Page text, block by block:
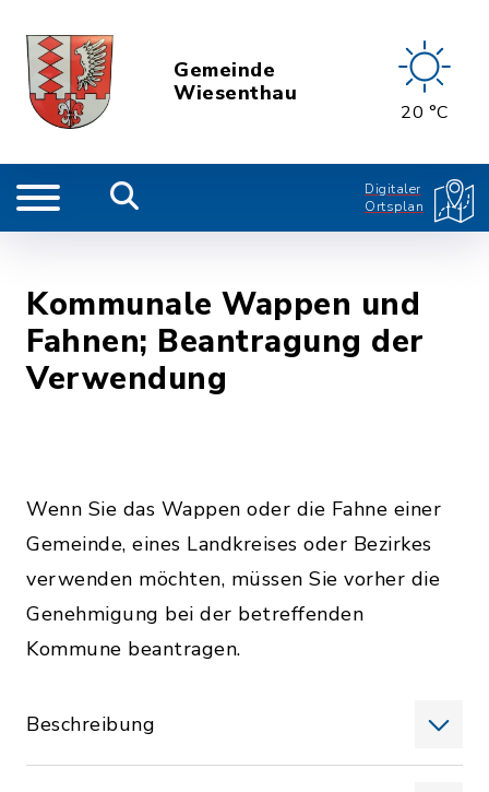
Gemeinde
Wiesenthau
20 °C
Digitaler
Ortsplan
Kommunale Wappen und
Fahnen; Beantragung der
Verwendung
Wenn Sie das Wappen oder die Fahne einer
Gemeinde, eines Landkreises oder Bezirkes
verwenden möchten, müssen Sie vorher die
Genehmigung bei der betreffenden
Kommune beantragen.
Beschreibung